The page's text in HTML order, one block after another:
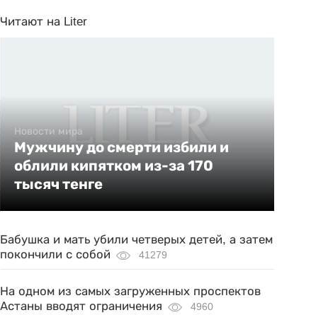
Читают на Liter
Новости мира
Мужчину до смерти избили и
облили кипятком из-за 170
тысяч тенге
Бабушка и мать убили четверых детей, а затем
покончили с собой
41279
На одном из самых загруженных проспектов
Астаны вводят ограничения
4960